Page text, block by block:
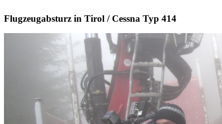
Flugzeugabsturz in Tirol / Cessna Typ 414